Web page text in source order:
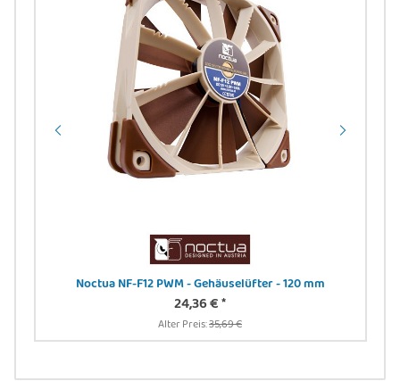
Noctua NF-F12 PWM - Gehäuselüfter - 120 mm
24,36 €*
Alter Preis:35,69 €